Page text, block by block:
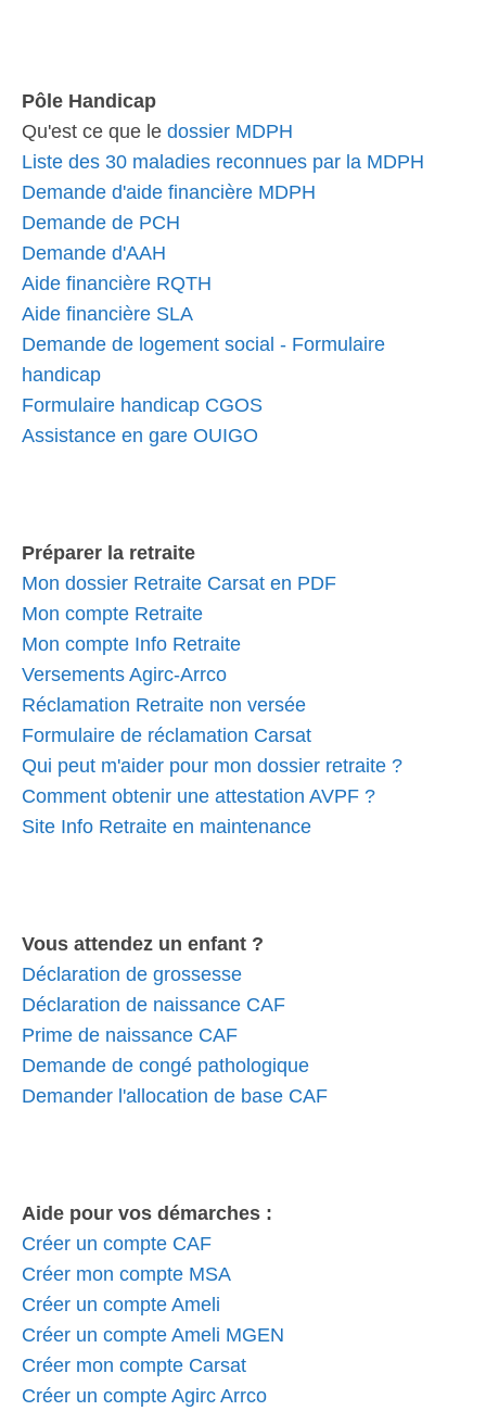
Pôle Handicap
Qu'est ce que le dossier MDPH
Liste des 30 maladies reconnues par la MDPH
Demande d'aide financière MDPH
Demande de PCH
Demande d'AAH
Aide financière RQTH
Aide financière SLA
Demande de logement social - Formulaire
handicap
Formulaire handicap CGOS
Assistance en gare OUIGO
Préparer la retraite
Mon dossier Retraite Carsat en PDF
Mon compte Retraite
Mon compte Info Retraite
Versements Agirc-Arrco
Réclamation Retraite non versée
Formulaire de réclamation Carsat
Qui peut m'aider pour mon dossier retraite ?
Comment obtenir une attestation AVPF ?
Site Info Retraite en maintenance
Vous attendez un enfant ?
Déclaration de grossesse
Déclaration de naissance CAF
Prime de naissance CAF
Demande de congé pathologique
Demander l'allocation de base CAF
Aide pour vos démarches :
Créer un compte CAF
Créer mon compte MSA
Créer un compte Ameli
Créer un compte Ameli MGEN
Créer mon compte Carsat
Créer un compte Agirc Arrco